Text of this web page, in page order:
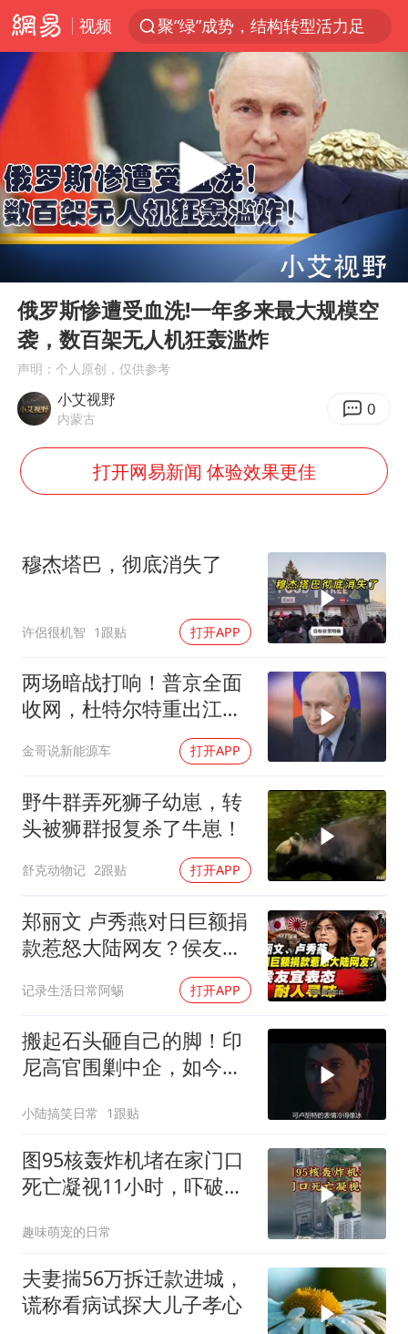
视频
聚“绿”成势，结构转型活力足
金饰克价大幅跳涨
郑国霖回应去景区上班被保安拦下
“梅姨案”被拐儿童钟彬发声
今年4位周星驰电影配角去世
曝侯明昊违反交规被约谈
“梅姨”准确年龄仍未知
南昌一规划馆现“阴间座椅”字样
韩国每3辆新上牌电车就有1辆来自中国
李亚鹏向地铁吐血女孩捐99999元
中国经济展现强大韧性和活力
Play
01:13
俄罗斯惨遭受血洗!一年多来最大规模空
袭，数百架无人机狂轰滥炸
声明：个人原创，仅供参考
小艾视野
内蒙古 0
打开网易新闻 体验效果更佳
穆杰塔巴，彻底消失了
许侶很机智 1跟贴 打开APP
两场暗战打响！普京全面
收网，杜特尔特重出江
湖，美国这两处战略支
点，哪个先崩？
金哥说新能源车 打开APP
野牛群弄死狮子幼崽，转
头被狮群报复杀了牛崽！
舒克动物记 2跟贴 打开APP
郑丽文 卢秀燕对日巨额捐
款惹怒大陆网友？侯友宜
记录生活日常阿蜴 打开APP
搬起石头砸自己的脚！印
尼高官围剿中企，如今烂
小陆搞笑日常 1跟贴
图95核轰炸机堵在家门口
死亡凝视11小时，吓破胆
趣味萌宠的日常
夫妻揣56万拆迁款进城，
谎称看病试探大儿子孝心